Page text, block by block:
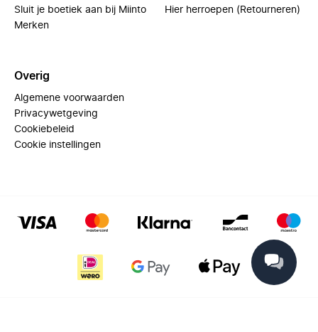
Sluit je boetiek aan bij Miinto
Merken
Hier herroepen (Retourneren)
Overig
Algemene voorwaarden
Privacywetgeving
Cookiebeleid
Cookie instellingen